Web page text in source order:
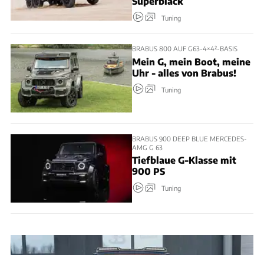
Tuning
BRABUS 800 AUF G63-4×4²-BASIS
Mein G, mein Boot, meine
Uhr - alles von Brabus!
Tuning
BRABUS 900 DEEP BLUE MERCEDES-
AMG G 63
Tiefblaue G-Klasse mit
900 PS
Tuning